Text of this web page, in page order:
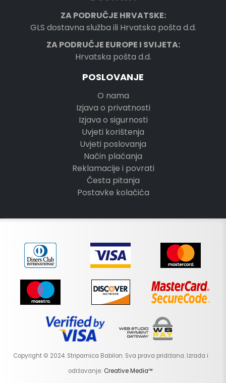
ZA PODRUČJE HRVATSKE:
GLS dostavna služba ili Hrvatska pošta d.d.
ZA PODRUČJE EUROPE I SVIJETA:
Hrvatska pošta d.d.
POSLOVANJE
O nama
Izjava o privatnosti
Izjava o sigurnosti
Uvjeti korištenja
Uvjeti poslovanja
Način plaćanja
Reklamacije i povrati
Česta pitanja
Postavke kolačića
Copyright © 2024. Striparnica Babilon. Sva prava pridržana. Izrada i
održavanje: Creative Media™